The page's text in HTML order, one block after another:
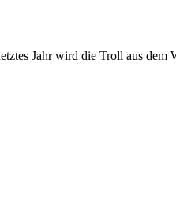
Jahr wird die Troll aus dem